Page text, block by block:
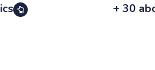
+ 30